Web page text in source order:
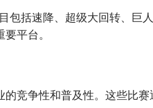
包括速降、超级大回转、巨
平台。
竞争性和普及性。这些比